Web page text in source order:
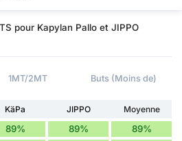
pour Kapylan Pallo et JIPPO
1MT/2MT Buts (Moins de)
KäPa JIPPO
Moyenne
89% 89% 89%